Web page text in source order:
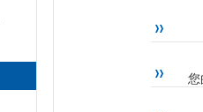
您